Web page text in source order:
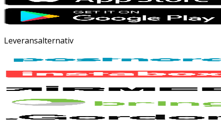
Leveransalternativ